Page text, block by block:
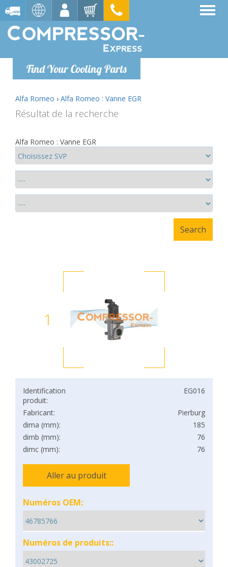
Find Your Cooling Parts
Alfa Romeo › Alfa Romeo : Vanne EGR
Résultat de la recherche
Alfa Romeo : Vanne EGR
1
Identification
produit:
EG016
Fabricant:
Pierburg
dima (mm):
185
dimb (mm):
76
dimc (mm):
76
Aller au produit
Numéros OEM:
Numéros de produits::